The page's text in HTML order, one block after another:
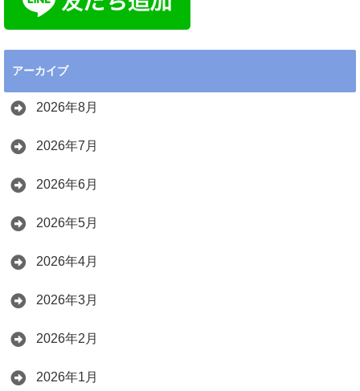
アーカイブ
2026年8月
2026年7月
2026年6月
2026年5月
2026年4月
2026年3月
2026年2月
2026年1月